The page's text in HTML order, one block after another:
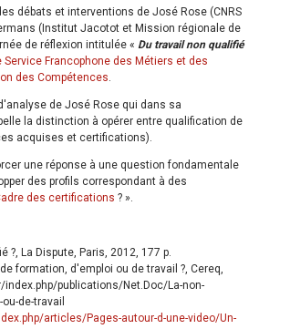
débats et interventions de José Rose (CNRS
(Institut Jacotot et Mission régionale de
de réflexion intitulée « Du travail non qualifié
Service Francophone des Métiers et des
des Compétences.
de José Rose qui dans sa
la distinction à opérer entre qualification de
acquises et certifications).
une réponse à une question fondamentale
des profils correspondant à des
des certifications ? ».
La Dispute, Paris, 2012, 177 p.
formation, d'emploi ou de travail ?, Cereq,
index.php/publications/Net.Doc/La-non-
de-travail
articles/Pages-autour-d-une-video/Un-